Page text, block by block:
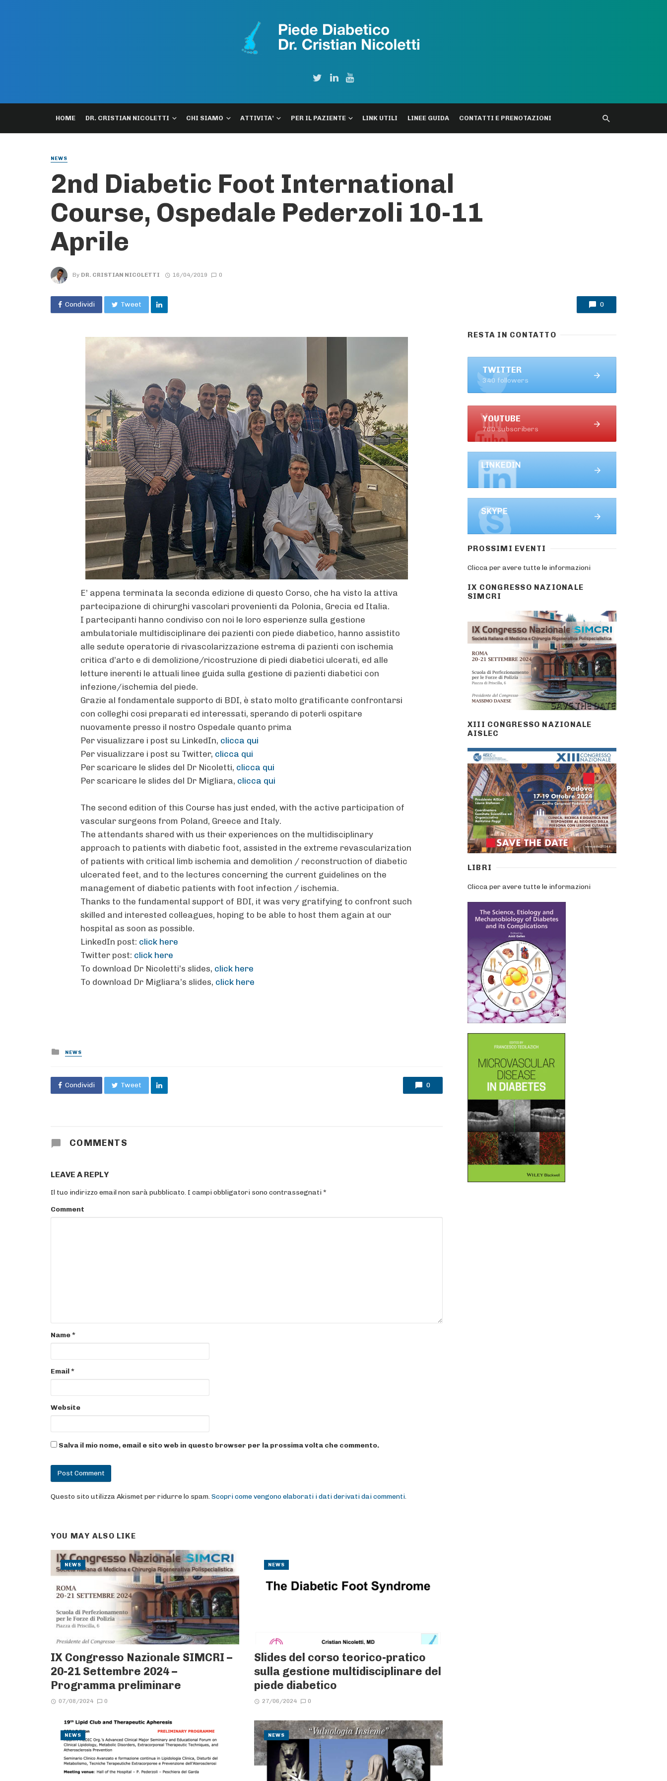
HOME DR. CRISTIAN NICOLETTI CHI SIAMO ATTIVITA’ PER IL PAZIENTE LINK UTILI LINEE GUIDA CONTATTI E PRENOTAZIONI
NEWS
2nd Diabetic Foot International
Course, Ospedale Pederzoli 10-11
Aprile
By DR. CRISTIAN NICOLETTI 16/04/2019 0
Condividi Tweet 0
E’ appena terminata la seconda edizione di questo Corso, che ha visto la attiva
partecipazione di chirurghi vascolari provenienti da Polonia, Grecia ed Italia.
I partecipanti hanno condiviso con noi le loro esperienze sulla gestione
ambulatoriale multidisciplinare dei pazienti con piede diabetico, hanno assistito
alle sedute operatorie di rivascolarizzazione estrema di pazienti con ischemia
critica d’arto e di demolizione/ricostruzione di piedi diabetici ulcerati, ed alle
letture inerenti le attuali linee guida sulla gestione di pazienti diabetici con
infezione/ischemia del piede.
Grazie al fondamentale supporto di BDI, è stato molto gratificante confrontarsi
con colleghi cosi preparati ed interessati, sperando di poterli ospitare
nuovamente presso il nostro Ospedale quanto prima
Per visualizzare i post su LinkedIn, clicca qui
Per visualizzare i post su Twitter, clicca qui
Per scaricare le slides del Dr Nicoletti, clicca qui
Per scaricare le slides del Dr Migliara, clicca qui
The second edition of this Course has just ended, with the active participation of
vascular surgeons from Poland, Greece and Italy.
The attendants shared with us their experiences on the multidisciplinary
approach to patients with diabetic foot, assisted in the extreme revascularization
of patients with critical limb ischemia and demolition / reconstruction of diabetic
ulcerated feet, and to the lectures concerning the current guidelines on the
management of diabetic patients with foot infection / ischemia.
Thanks to the fundamental support of BDI, it was very gratifying to confront such
skilled and interested colleagues, hoping to be able to host them again at our
hospital as soon as possible.
LinkedIn post: click here
Twitter post: click here
To download Dr Nicoletti’s slides, click here
To download Dr Migliara’s slides, click here
Posted
in
NEWS
Condividi Tweet 0
COMMENTS
LEAVE A REPLY
Il tuo indirizzo email non sarà pubblicato. I campi obbligatori sono contrassegnati*
Comment
Name*
Email*
Website
Salva il mio nome, email e sito web in questo browser per la prossima volta che commento.
Questo sito utilizza Akismet per ridurre lo spam.Scopri come vengono elaborati i dati derivati dai commenti.
YOU MAY ALSO LIKE
IX Congresso Nazionale SIMCRI –
20-21 Settembre 2024 –
Programma preliminare
07/08/2024 0
NEWS
Slides del corso teorico-pratico
sulla gestione multidisciplinare del
piede diabetico
27/06/2024 0
NEWS
NEWS NEWS
RESTA IN CONTATTO
TWITTER
340 followers
YOUTUBE
760 subscribers
PROSSIMI EVENTI
Clicca per avere tutte le informazioni
IX CONGRESSO NAZIONALE
SIMCRI
XIII CONGRESSO NAZIONALE
AISLEC
LIBRI
Clicca per avere tutte le informazioni